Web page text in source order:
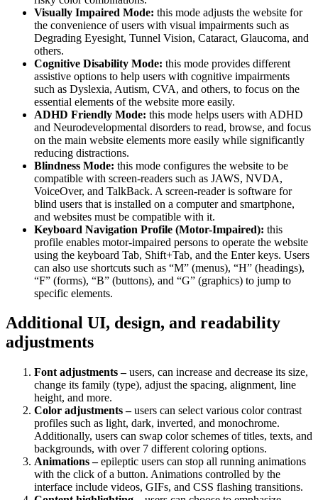
Visually Impaired Mode: this mode adjusts the website for
the convenience of users with visual impairments such as
Degrading Eyesight, Tunnel Vision, Cataract, Glaucoma, and
others.
Cognitive Disability Mode: this mode provides different
assistive options to help users with cognitive impairments
such as Dyslexia, Autism, CVA, and others, to focus on the
essential elements of the website more easily.
ADHD Friendly Mode: this mode helps users with ADHD
and Neurodevelopmental disorders to read, browse, and focus
on the main website elements more easily while significantly
reducing distractions.
Blindness Mode: this mode configures the website to be
compatible with screen-readers such as JAWS, NVDA,
VoiceOver, and TalkBack. A screen-reader is software for
blind users that is installed on a computer and smartphone,
and websites must be compatible with it.
Keyboard Navigation Profile (Motor-Impaired): this
profile enables motor-impaired persons to operate the website
using the keyboard Tab, Shift+Tab, and the Enter keys. Users
can also use shortcuts such as “M” (menus), “H” (headings),
“F” (forms), “B” (buttons), and “G” (graphics) to jump to
specific elements.
Additional UI, design, and readability
adjustments
Font adjustments –users, can increase and decrease its size,
change its family (type), adjust the spacing, alignment, line
height, and more.
Color adjustments –users can select various color contrast
profiles such as light, dark, inverted, and monochrome.
Additionally, users can swap color schemes of titles, texts, and
backgrounds, with over 7 different coloring options.
Animations –epileptic users can stop all running animations
with the click of a button. Animations controlled by the
interface include videos, GIFs, and CSS flashing transitions.